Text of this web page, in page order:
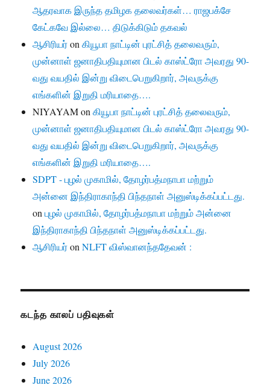
ஆதரவாக இருந்த தமிழக தலைவர்கள்… ராஜபக்சே
கேட்கவே இல்லை… திடுக்கிடும் தகவல்
ஆசிரியர்onகியூபா நாட்டின் புரட்சித் தலைவரும்,
முன்னாள் ஜனாதிபதியுமான பிடல் காஸ்ட்ரோ அவரது 90-
வது வயதில் இன்று விடைபெறுகிறார், அவருக்கு
எங்களின் இறுதி மரியாதை….
NIYAYAMonகியூபா நாட்டின் புரட்சித் தலைவரும்,
முன்னாள் ஜனாதிபதியுமான பிடல் காஸ்ட்ரோ அவரது 90-
வது வயதில் இன்று விடைபெறுகிறார், அவருக்கு
எங்களின் இறுதி மரியாதை….
SDPT - புழல் முகாமில், தோழர்பத்மநாபா மற்றும்
அன்னை இந்திராகாந்தி பிந்தநாள் அனுஸ்டிக்கப்பட்டது.
onபுழல் முகாமில், தோழர்பத்மநாபா மற்றும் அன்னை
இந்திராகாந்தி பிந்தநாள் அனுஸ்டிக்கப்பட்டது.
ஆசிரியர்onNLFT விஸ்வானந்ததேவன் :
கடந்த காலப் பதிவுகள்
August 2026
July 2026
June 2026